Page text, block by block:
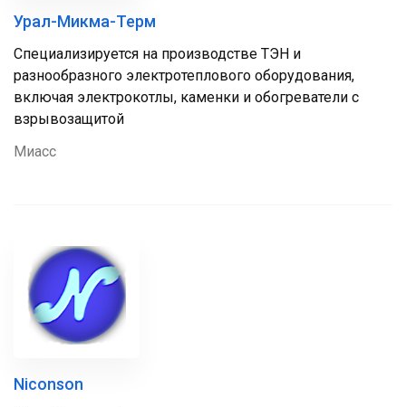
Урал-Микма-Терм
Специализируется на производстве ТЭН и
разнообразного электротеплового оборудования,
включая электрокотлы, каменки и обогреватели с
взрывозащитой
Миасс
Niconson